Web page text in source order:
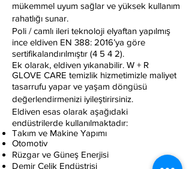
mükemmel uyum sağlar ve yüksek kullanım
rahatlığı sunar.
Poli / camlı ileri teknoloji elyaftan yapılmış
ince eldiven EN 388: 2016’ya göre
sertifikalandırılmıştır (4 5 4 2).
Ek olarak, eldiven yıkanabilir. W + R
GLOVE CARE temizlik hizmetimizle maliyet
tasarrufu yapar ve yaşam döngüsü
değerlendirmenizi iyileştirirsiniz.
Eldiven esas olarak aşağıdaki
endüstrilerde kullanılmaktadır:
Takım ve Makine Yapımı
Otomotiv
Rüzgar ve Güneş Enerjisi
Demir Çelik Endüstrisi